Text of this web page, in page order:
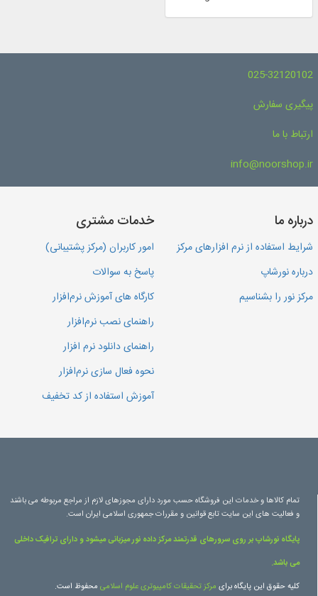
025-32120102
پیگیری سفارش
ارتباط با ما
info@noorshop.ir
درباره ما
شرایط استفاده از نرم افزارهای مرکز
درباره نورشاپ
مرکز نور را بشناسیم
خدمات مشتری
امور کاربران (مرکز پشتیبانی)
پاسخ به سوالات
کارگاه های آموزش نرم‌افزار
راهنمای نصب نرم‌افزار
راهنمای دانلود نرم افزار
نحوه فعال سازی نرم‌افزار
آموزش استفاده از کد تخفیف
تمام کالاها و خدمات این فروشگاه حسب مورد دارای مجوزهای لازم از مراجع مربوطه می باشند
و فعالیت های این سایت تابع قوانین و مقررات جمهوری اسلامی ایران است.
پایگاه نورشاپ بر روی سرورهای قدرتمند مرکز داده نور میزبانی میشود و دارای ترافیک داخلی
می باشد.
کلیه حقوق این پایگاه برای مرکز تحقیقات کامپیوتری علوم اسلامی محفوظ است.